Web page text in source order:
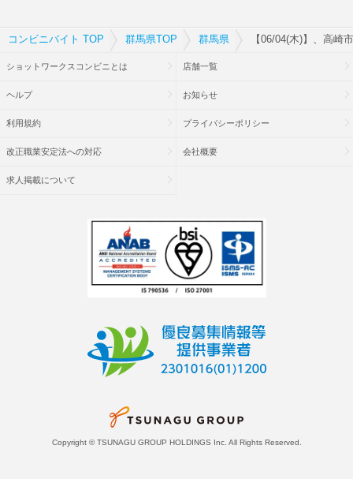
コンビニバイト TOP 群馬県TOP 群馬県 【06/04(木)】、高崎
ショットワークスコンビニとは 店舗一覧
ヘルプ お知らせ
利用規約 プライバシーポリシー
改正職業安定法への対応 会社概要
求人掲載について
Copyright © TSUNAGU GROUP HOLDINGS Inc. All Rights Reserved.